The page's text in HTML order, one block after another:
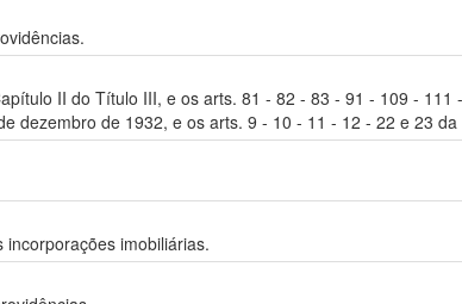
II do Título III, e os arts. 81 - 82 - 83 - 91 - 109 -
dezembro de 1932, e os arts. 9 - 10 - 11 - 12 - 22 e 23
imobiliárias.